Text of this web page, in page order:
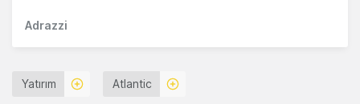
Adrazzi
Yatırım Atlantic